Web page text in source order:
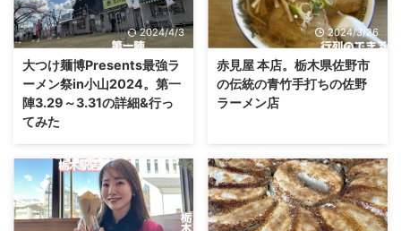
2024/4/3
大つけ麺博Presents最強ラ
ーメン祭in小山2024。第一
陣3.29～3.31の詳細&行っ
てみた
2024/3/26
赤見屋 本店。栃木県佐野市
の伝統の青竹手打ちの佐野
ラーメン店